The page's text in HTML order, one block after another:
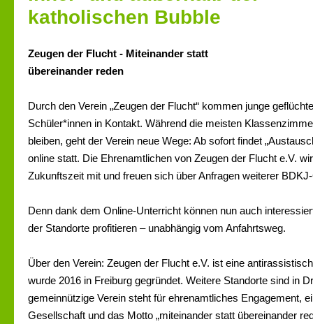
katholischen Bubble
Zeugen der Flucht - Miteinander statt
übereinander reden
Durch den Verein „Zeugen der Flucht“ kommen junge
Schüler*innen in Kontakt. Während die meisten
bleiben, geht der Verein neue Wege: Ab sofort findet
online statt. Die Ehrenamtlichen von Zeugen der Flucht e.V.
Zukunftszeit mit und freuen sich über Anfragen weiterer
Denn dank dem Online-Unterricht können nun auch
der Standorte profitieren – unabhängig vom Anfahrtsweg.
Über den Verein: Zeugen der Flucht e.V. ist eine
wurde 2016 in Freiburg gegründet. Weitere Standorte sind in
gemeinnützige Verein steht für ehrenamtliches Engagement,
Gesellschaft und das Motto „miteinander statt übereinander